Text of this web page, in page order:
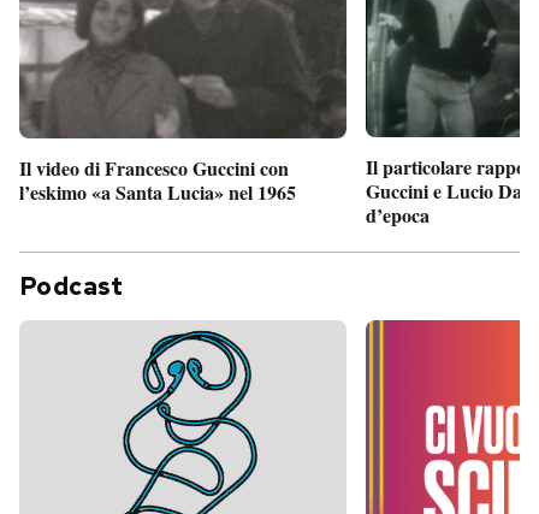
Il video di Francesco Guccini con
l’eskimo «a Santa Lucia» nel 1965
Il particolare
Guccini e Lucio
d’epoca
Podcast